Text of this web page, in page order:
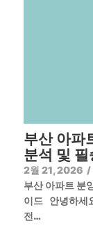
부산 아파
분석 및
2월 21, 2026 /
부산 아파트 분
이드 안녕하세
전…